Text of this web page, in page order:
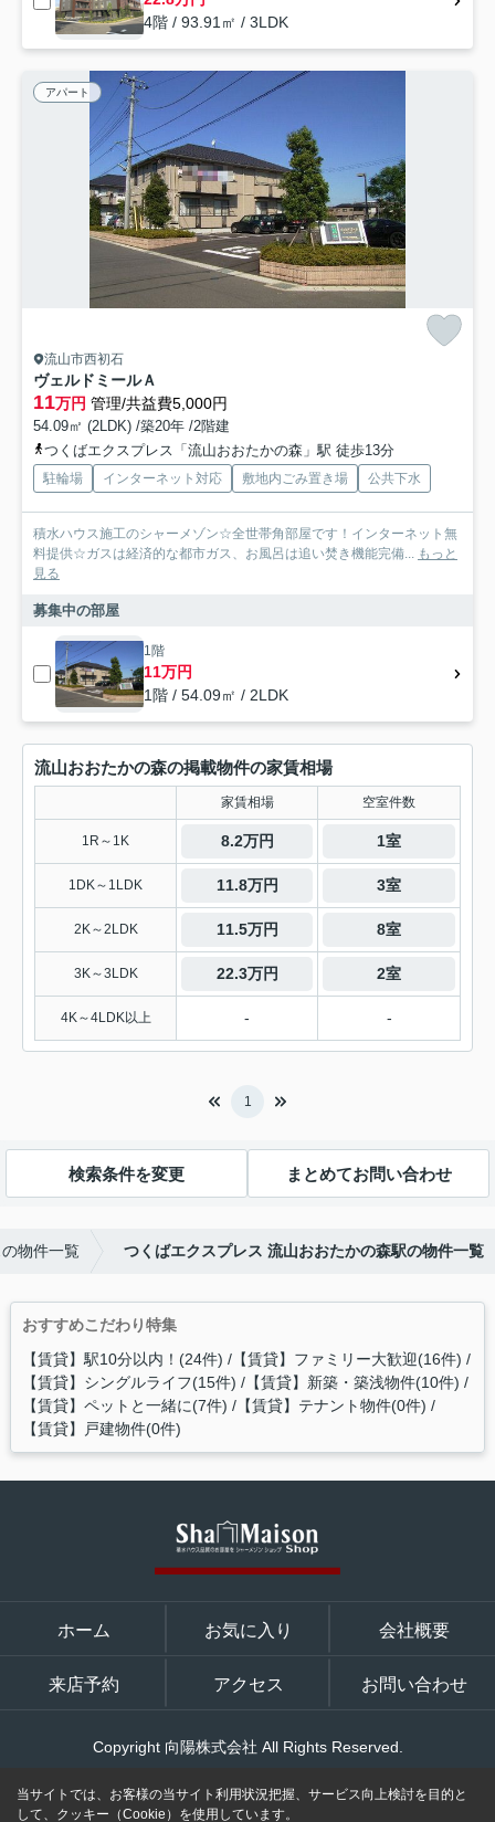
4階 / 93.91㎡ / 3LDK
アパート
流山市西初石
ヴェルドミールＡ
11万円 管理/共益費5,000円
54.09㎡ (2LDK) /築20年 /2階建
つくばエクスプレス「流山おおたかの森」駅 徒歩13分
駐輪場 インターネット対応 敷地内ごみ置き場 公共下水
積水ハウス施工のシャーメゾン☆全世帯角部屋です！インターネット無
料提供☆ガスは経済的な都市ガス、お風呂は追い焚き機能完備... もっと
見る
募集中の部屋
1階
11万円
1階 / 54.09㎡ / 2LDK
流山おおたかの森の掲載物件の家賃相場
家賃相場 空室件数
1R～1K 8.2万円 1室
1DK～1LDK 11.8万円 3室
2K～2LDK 11.5万円 8室
3K～3LDK 22.3万円 2室
4K～4LDK以上 - -
1
検索条件を変更 まとめてお問い合わせ
物件一覧 つくばエクスプレス 流山おおたかの森駅の物件一覧
おすすめこだわり特集
【賃貸】駅10分以内！(24件) 【賃貸】ファミリー大歓迎(16件)
【賃貸】シングルライフ(15件) 【賃貸】新築・築浅物件(10件)
【賃貸】ペットと一緒に(7件) 【賃貸】テナント物件(0件)
【賃貸】戸建物件(0件)
ホーム お気に入り 会社概要
来店予約 アクセス お問い合わせ
Copyright 向陽株式会社 All Rights Reserved.
当サイトでは、お客様の当サイト利用状況把握、サービス向上検討を目的と
して、クッキー（Cookie）を使用しています。